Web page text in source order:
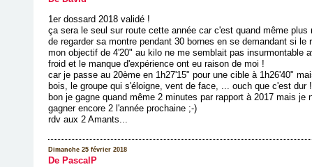
1er dossard 2018 validé !
ça sera le seul sur route cette année car c'est quand même
de regarder sa montre pendant 30 bornes en se demandant si le
mon objectif de 4'20" au kilo ne me semblait pas insurmontable
froid et le manque d'expérience ont eu raison de moi !
car je passe au 20ème en 1h27'15" pour une cible à 1h26'40"
bois, le groupe qui s'éloigne, vent de face, ... ouch que c'est dur
bon je gagne quand même 2 minutes par rapport à 2017 mais je
gagner encore 2 l'année prochaine ;-)
rdv aux 2 Amants...
Dimanche 25 février 2018
De PascalP